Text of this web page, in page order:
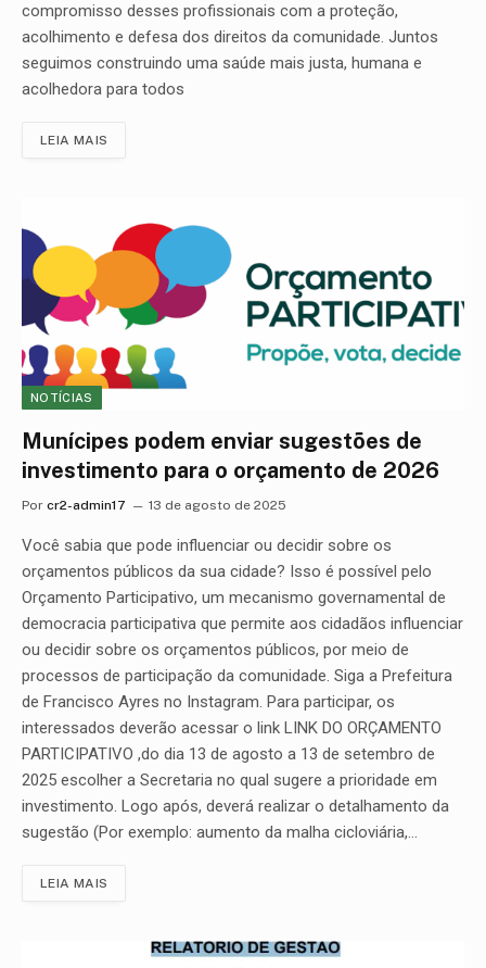
compromisso desses profissionais com a proteção,
acolhimento e defesa dos direitos da comunidade. Juntos
seguimos construindo uma saúde mais justa, humana e
acolhedora para todos
LEIA MAIS
NOTÍCIAS
Munícipes podem enviar sugestões de
investimento para o orçamento de 2026
Por cr2-admin17 13 de agosto de 2025
Você sabia que pode influenciar ou decidir sobre os
orçamentos públicos da sua cidade? Isso é possível pelo
Orçamento Participativo, um mecanismo governamental de
democracia participativa que permite aos cidadãos influenciar
ou decidir sobre os orçamentos públicos, por meio de
processos de participação da comunidade. Siga a Prefeitura
de Francisco Ayres no Instagram. Para participar, os
interessados deverão acessar o link LINK DO ORÇAMENTO
PARTICIPATIVO ,do dia 13 de agosto a 13 de setembro de
2025 escolher a Secretaria no qual sugere a prioridade em
investimento. Logo após, deverá realizar o detalhamento da
sugestão (Por exemplo: aumento da malha cicloviária,…
LEIA MAIS